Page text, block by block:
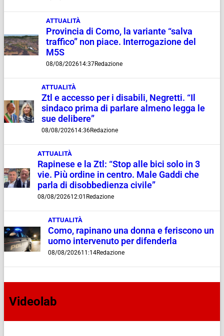
ATTUALITÀ
Provincia di Como, la variante “salva
traffico” non piace. Interrogazione del
M5S
08/08/202614:37Redazione
ATTUALITÀ
Ztl e accesso per i disabili, Negretti. “Il
sindaco prima di parlare almeno legga le
sue delibere”
08/08/202614:36Redazione
ATTUALITÀ
Rapinese e la Ztl: “Stop alle bici solo in 3
vie. Più ordine in centro. Male Gaddi che
parla di disobbedienza civile”
08/08/202612:01 Redazione
ATTUALITÀ
Como, rapinano una donna e feriscono un
uomo intervenuto per difenderla
08/08/202611:14Redazione
Videolab